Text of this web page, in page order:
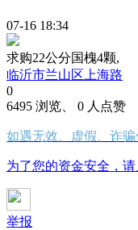
07-16 18:34
求购22公分国槐4颗,
临沂市兰山区上海路
0
6495 浏览、 0 人点赞
如遇无效、虚假、诈
为了您的资金安全，
举报